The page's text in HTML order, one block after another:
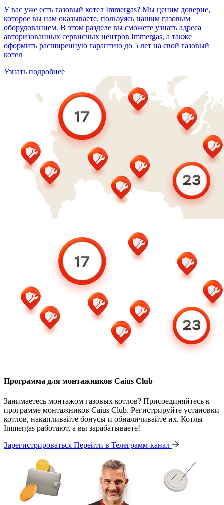
У вас уже есть газовый котел Immergas? Мы ценим доверие,
которое вы нам оказываете, пользуясь нашим газовым
оборудованием. В этом разделе вы сможете узнать адреса
авторизованных сервисных центров Immergas, а также
оформить расширенную гарантию до 5 лет на свой газовый
котел
Узнать подробнее
Программа для монтажников Caius Club
Занимаетесь монтажом газовых котлов? Присоединяйтесь к
программе монтажников Caius Club. Регистрируйте установки
котлов, накапливайте бонусы и обналичивайте их. Котлы
Immergas работают, а вы зарабатываете!
Зарегистрироваться Перейти в Телеграмм-канал